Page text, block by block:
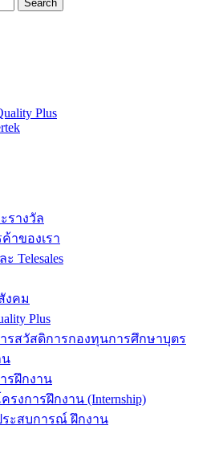
Search
รางวัล
าของเรา
ะ Telesales
งคม
Plus
รสวัสดิการกองทุนการศึกษาบุตร
น
รฝึกงาน
รงการฝึกงาน (Internship)
ระสบการณ์ ฝึกงาน